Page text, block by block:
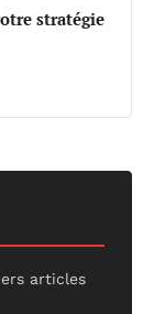
stratégie
articles